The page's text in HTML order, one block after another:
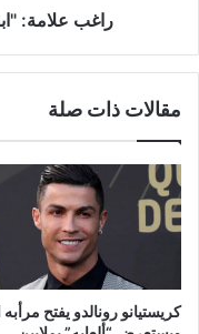
راغب علامة:
مقالات ذات صلة
كريستيانو رونالدو يفتح